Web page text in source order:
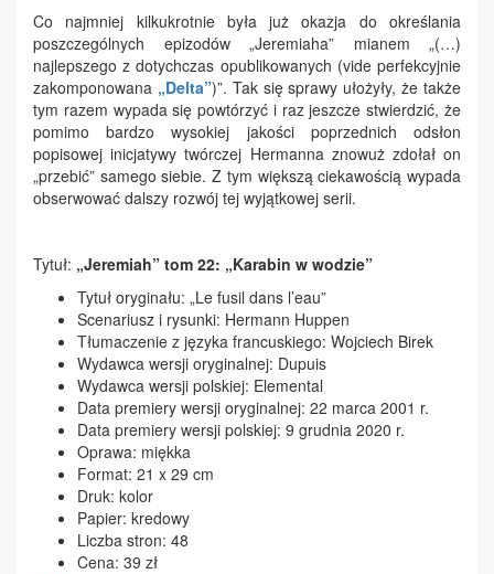
Co najmniej kilkukrotnie była już okazja do określania
poszczególnych epizodów „Jeremiaha” mianem „(…)
najlepszego z dotychczas opublikowanych (vide perfekcyjnie
zakomponowana „Delta”)”. Tak się sprawy ułożyły, że także
tym razem wypada się powtórzyć i raz jeszcze stwierdzić, że
pomimo bardzo wysokiej jakości poprzednich odsłon
popisowej inicjatywy twórczej Hermanna znowuż zdołał on
„przebić” samego siebie. Z tym większą ciekawością wypada
obserwować dalszy rozwój tej wyjątkowej serii.
Tytuł: „Jeremiah” tom 22: „Karabin w wodzie”
Tytuł oryginału: „Le fusil dans l’eau”
Scenariusz i rysunki: Hermann Huppen
Tłumaczenie z języka francuskiego: Wojciech Birek
Wydawca wersji oryginalnej: Dupuis
Wydawca wersji polskiej: Elemental
Data premiery wersji oryginalnej: 22 marca 2001 r.
Data premiery wersji polskiej: 9 grudnia 2020 r.
Oprawa: miękka
Format: 21 x 29 cm
Druk: kolor
Papier: kredowy
Liczba stron: 48
Cena: 39 zł